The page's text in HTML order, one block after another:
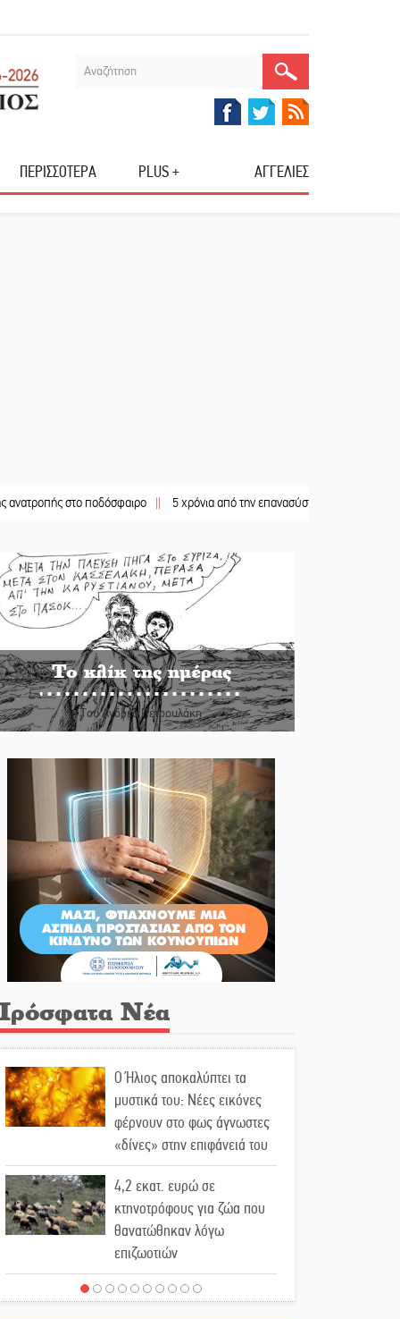
ΠΕΡΙΣΣΟΤΕΡΑ PLUS + ΑΓΓΕΛΙΕΣ
στο ποδόσφαιρο || 5 χρόνια από την επανασύσταση της ΙΜ Παναγίας
Το κλίκ της ημέρας
Του Ανδρέα Πετρουλάκη
Νέα
Ο Ήλιος αποκαλύπτει τα
μυστικά του: Νέες εικόνες
φέρνουν στο φως άγνωστες
«δίνες» στην επιφάνειά του
4,2 εκατ. ευρώ σε
κτηνοτρόφους για ζώα που
θανατώθηκαν λόγω
επιζωοτιών
Η ψυχολογία της ανατροπής